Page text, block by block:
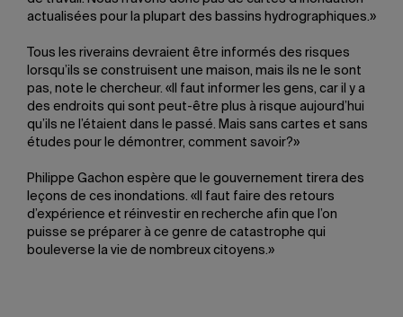
actualisées pour la plupart des bassins hydrographiques.»
Tous les riverains devraient être informés des risques
lorsqu’ils se construisent une maison, mais ils ne le sont
pas, note le chercheur. «Il faut informer les gens, car il y a
des endroits qui sont peut-être plus à risque aujourd’hui
qu’ils ne l’étaient dans le passé. Mais sans cartes et sans
études pour le démontrer, comment savoir?»
Philippe Gachon espère que le gouvernement tirera des
leçons de ces inondations. «Il faut faire des retours
d’expérience et réinvestir en recherche afin que l’on
puisse se préparer à ce genre de catastrophe qui
bouleverse la vie de nombreux citoyens.»